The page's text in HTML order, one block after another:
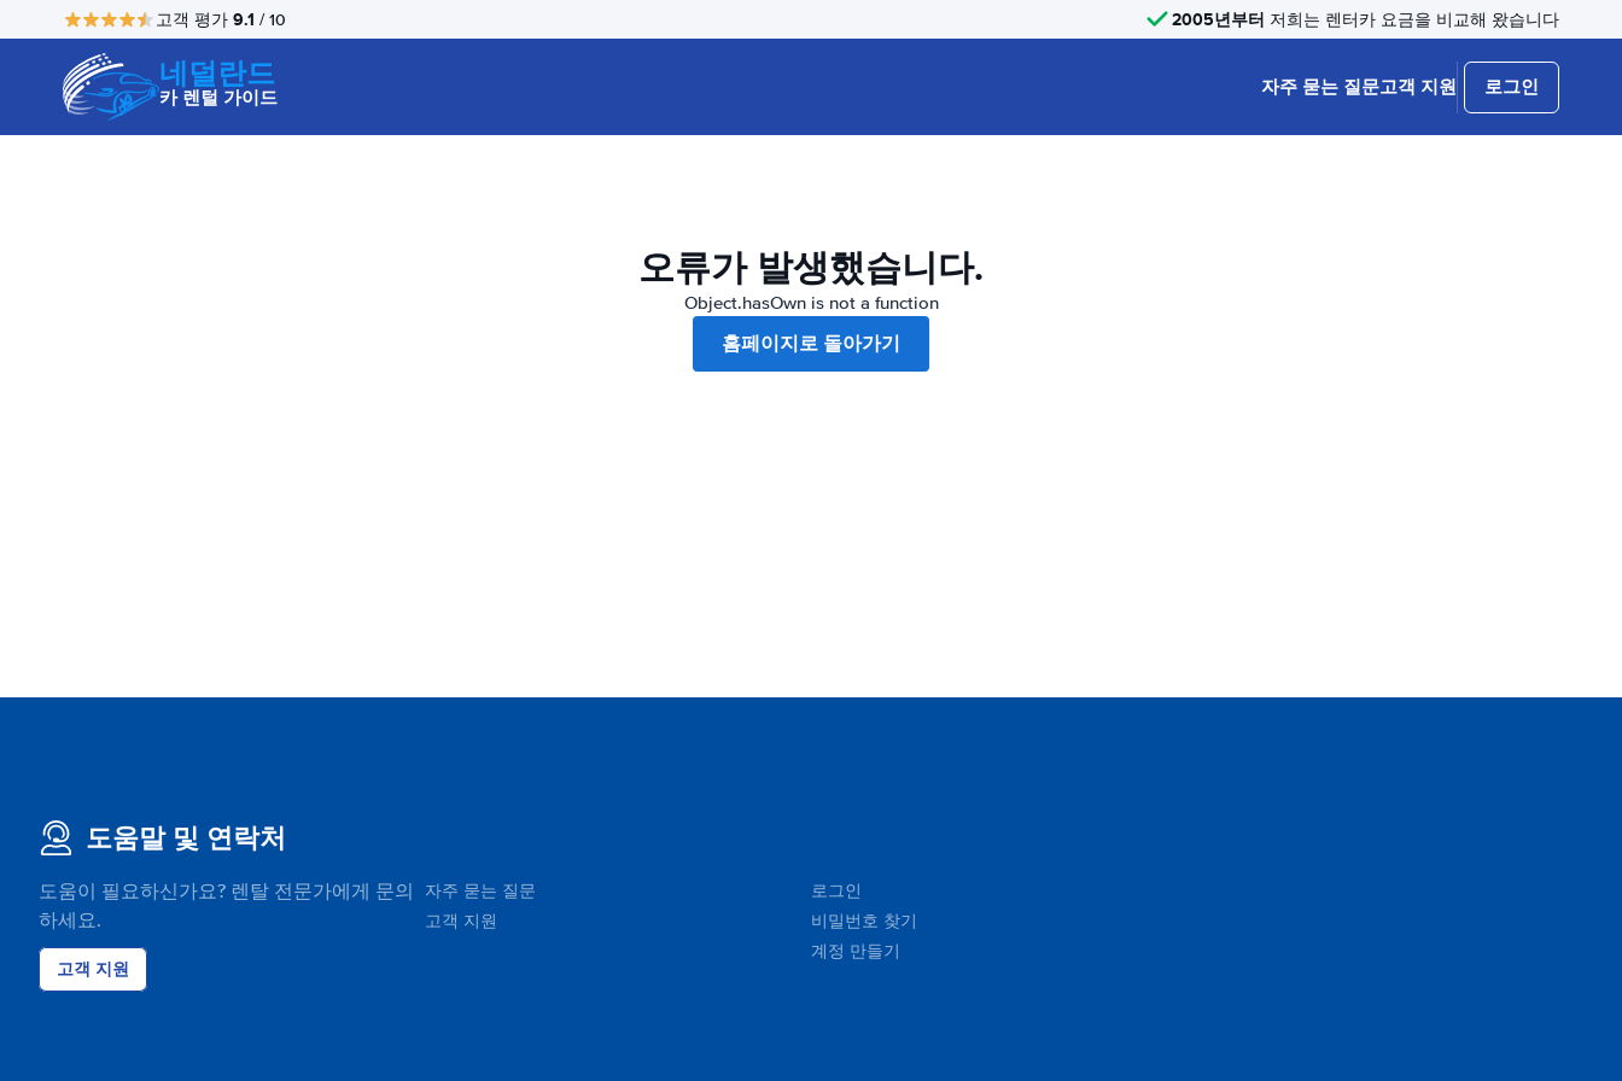
고객 평가 9.1 / 10 2005년부터 저희는 렌터카 요금을 비교해 왔습니다
네덜란드
카 렌털 가이드 자주 묻는 질문고객 지원 로그인
오류가 발생했습니다.
Object.hasOwn is not a function
홈페이지로 돌아가기
도움말 및 연락처
도움이 필요하신가요? 렌탈 전문가에게 문의
하세요.
고객 지원
자주 묻는 질문
고객 지원
로그인
비밀번호 찾기
계정 만들기